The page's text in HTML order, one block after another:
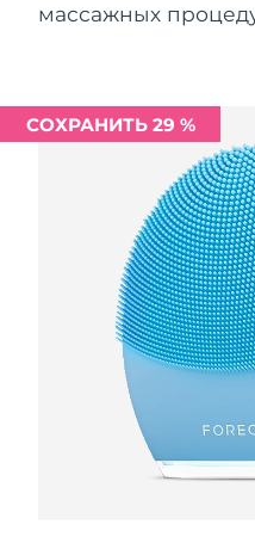
массажных
СОХРАНИТЬ 29 %